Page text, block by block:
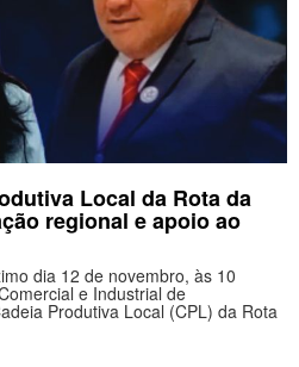
Local da Rota da
regional e apoio ao
dia 12 de novembro, às 10
e Industrial de
Produtiva Local (CPL) da Rota